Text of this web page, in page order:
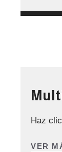
Haz
VER